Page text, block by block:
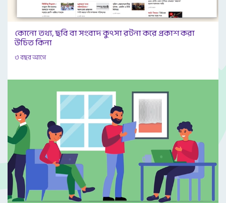
কোনো তথ্য, ছবি বা সংবাদ কুৎসা রটনা করে প্রকাশ করা
উচিত কিনা
৩ বছর আগে